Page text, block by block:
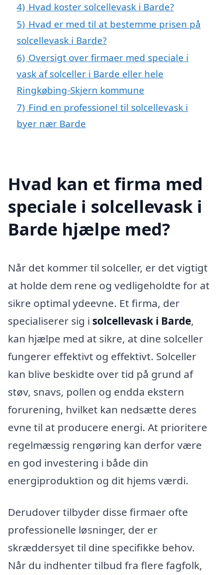
4) Hvad koster solcellevask i Barde?
5) Hvad er med til at bestemme prisen på
solcellevask i Barde?
6) Oversigt over firmaer med speciale i
vask af solceller i Barde eller hele
Ringkøbing-Skjern kommune
7) Find en professionel til solcellevask i
byer nær Barde
Hvad kan et firma med
speciale i solcellevask i
Barde hjælpe med?
Når det kommer til solceller, er det vigtigt
at holde dem rene og vedligeholdte for at
sikre optimal ydeevne. Et firma, der
specialiserer sig i solcellevask i Barde,
kan hjælpe med at sikre, at dine solceller
fungerer effektivt og effektivt. Solceller
kan blive beskidte over tid på grund af
støv, snavs, pollen og endda ekstern
forurening, hvilket kan nedsætte deres
evne til at producere energi. At prioritere
regelmæssig rengøring kan derfor være
en god investering i både din
energiproduktion og dit hjems værdi.
Derudover tilbyder disse firmaer ofte
professionelle løsninger, der er
skræddersyet til dine specifikke behov.
Når du indhenter tilbud fra flere fagfolk,